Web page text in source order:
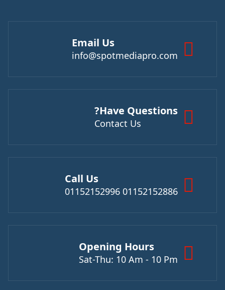
Email Us
info@spotmediapro.com
Have Questions?
Contact Us
Call Us
01152152886 01152152996
Opening Hours
Sat-Thu: 10 Am - 10 Pm